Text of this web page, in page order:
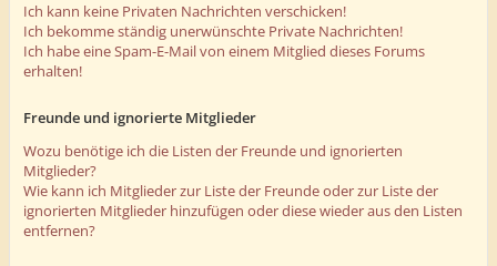
Ich kann keine Privaten Nachrichten verschicken!
Ich bekomme ständig unerwünschte Private Nachrichten!
Ich habe eine Spam-E-Mail von einem Mitglied dieses Forums
erhalten!
Freunde und ignorierte Mitglieder
Wozu benötige ich die Listen der Freunde und ignorierten
Mitglieder?
Wie kann ich Mitglieder zur Liste der Freunde oder zur Liste der
ignorierten Mitglieder hinzufügen oder diese wieder aus den Listen
entfernen?